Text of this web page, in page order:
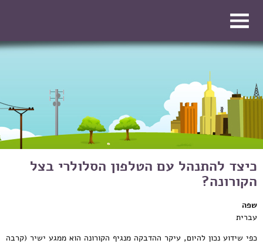
כיצד להתנהל עם הטלפון הסלולרי בצל
הקורונה?
שפה
עברית
כפי שידוע נכון להיום, עיקר ההדבקה מנגיף הקורונה הוא ממגע ישיר (קרבה